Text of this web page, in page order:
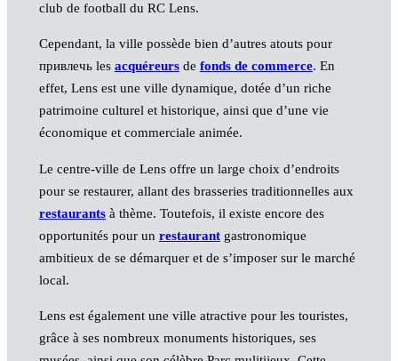
club de football du RC Lens.
Cependant, la ville possède bien d’autres atouts pour
привлечь les acquéreursde fonds de commerce. En
effet, Lens est une ville dynamique, dotée d’un riche
patrimoine culturel et historique, ainsi que d’une vie
économique et commerciale animée.
Le centre-ville de Lens offre un large choix d’endroits
pour se restaurer, allant des brasseries traditionnelles aux
restaurantsà thème. Toutefois, il existe encore des
opportunités pour un restaurantgastronomique
ambitieux de se démarquer et de s’imposer sur le marché
local.
Lens est également une ville atractive pour les touristes,
grâce à ses nombreux monuments historiques, ses